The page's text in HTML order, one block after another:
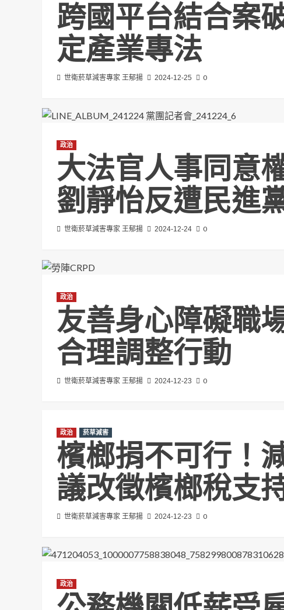
跨國平台結合案
定產業專法
世衛菸草減害專家 王郁揚 2024-12-25 0
政治
大法官人事同意
劉靜怡反遭民進
世衛菸草減害專家 王郁揚 2024-12-24 0
政治
友善身心障礙職
合理調整行動
世衛菸草減害專家 王郁揚 2024-12-23 0
政治 菸草減害
檳榔捐不可行！
議改徵檳榔稅支
世衛菸草減害專家 王郁揚 2024-12-23 0
政治